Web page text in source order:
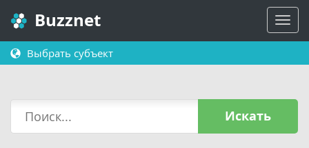
Buzznet
Выбрать субъект
Искать